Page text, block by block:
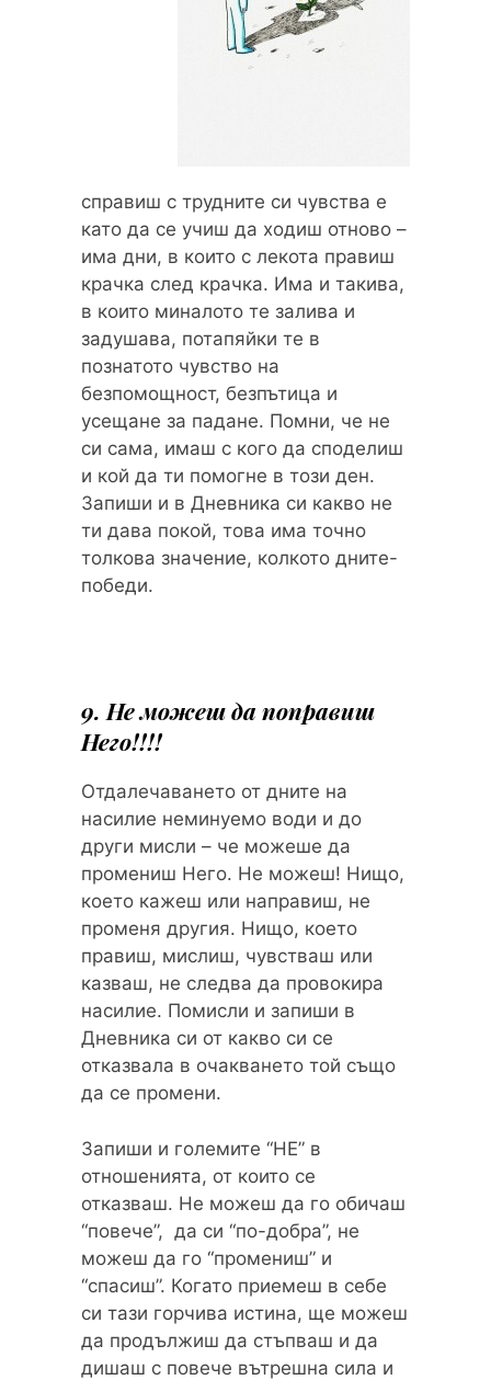
справиш с трудните си чувства е
като да се учиш да ходиш отново –
има дни, в които с лекота правиш
крачка след крачка. Има и такива,
в които миналото те залива и
задушава, потапяйки те в
познатото чувство на
безпомощност, безпътица и
усещане за падане. Помни, че не
си сама, имаш с кого да споделиш
и кой да ти помогне в този ден.
Запиши и в Дневника си какво не
ти дава покой, това има точно
толкова значение, колкото дните-
победи.
9. Не можеш да поправиш
Него!!!!
Отдалечаването от дните на
насилие неминуемо води и до
други мисли – че можеше да
промениш Него. Не можеш! Нищо,
което кажеш или направиш, не
променя другия. Нищо, което
правиш, мислиш, чувстваш или
казваш, не следва да провокира
насилие. Помисли и запиши в
Дневника си от какво си се
отказвала в очакването той също
да се промени.
Запиши и големите “НЕ” в
отношенията, от които се
отказваш. Не можеш да го обичаш
“повече”, да си “по-добра”, не
можеш да го “промениш” и
“спасиш”. Когато приемеш в себе
си тази горчива истина, ще можеш
да продължиш да стъпваш и да
дишаш с повече вътрешна сила и